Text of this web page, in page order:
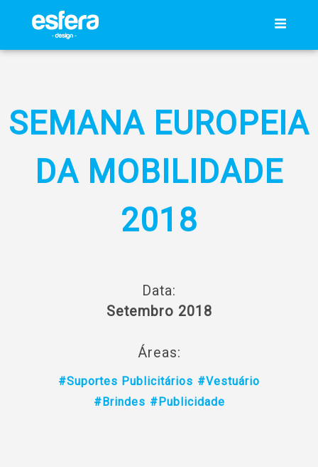
SEMANA EUROPEIA
DA MOBILIDADE
2018
Data:
Setembro 2018
Áreas:
#Suportes Publicitários #Vestuário
#Brindes #Publicidade